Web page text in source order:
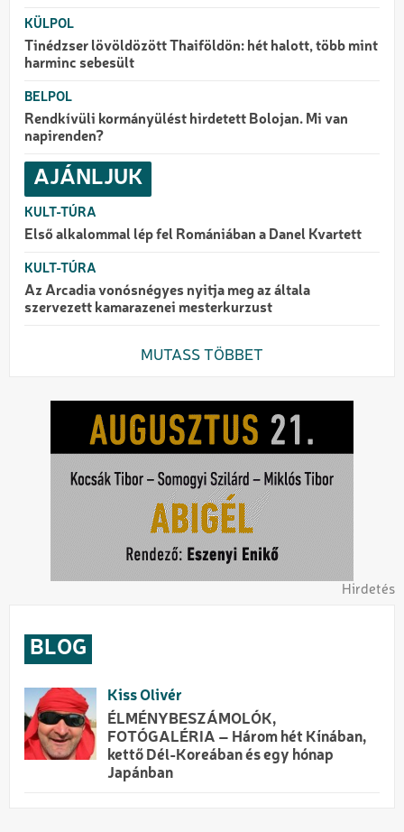
KÜLPOL
Tinédzser lövöldözött Thaiföldön: hét halott, több mint
harminc sebesült
BELPOL
Rendkívüli kormányülést hirdetett Bolojan. Mi van
napirenden?
AJÁNLJUK
KULT-TÚRA
Első alkalommal lép fel Romániában a Danel Kvartett
KULT-TÚRA
Az Arcadia vonósnégyes nyitja meg az általa
szervezett kamarazenei mesterkurzust
MUTASS TÖBBET
Hirdetés
BLOG
Kiss Olivér
ÉLMÉNYBESZÁMOLÓK,
FOTÓGALÉRIA – Három hét Kínában,
kettő Dél-Koreában és egy hónap
Japánban